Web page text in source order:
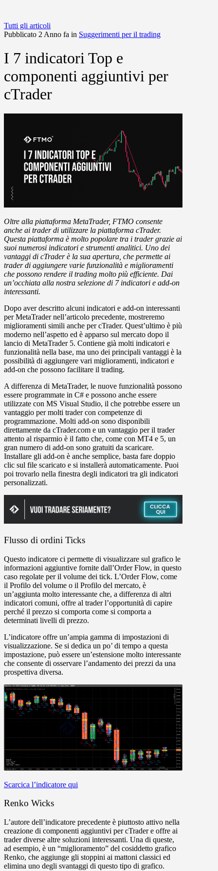
Tutti gli articoli
Pubblicato 2 Anno fa in Suggerimenti per il trading
I 7 indicatori Top e
componenti aggiuntivi per
cTrader
Oltre alla piattaforma MetaTrader, FTMO consente
anche ai trader di utilizzare la piattaforma cTrader.
Questa piattaforma è molto popolare tra i trader grazie ai
suoi numerosi indicatori e strumenti analitici. Uno dei
vantaggi di cTrader è la sua apertura, che permette ai
trader di aggiungere varie funzionalità e miglioramenti
che possono rendere il trading molto più efficiente. Dai
un’occhiata alla nostra selezione di 7 indicatori e add-on
interessanti.
Dopo aver descritto alcuni indicatori e add-on interessanti
per MetaTrader nell’articolo precedente, mostreremo
miglioramenti simili anche per cTrader. Quest’ultimo è più
moderno nell’aspetto ed è apparso sul mercato dopo il
lancio di MetaTrader 5. Contiene già molti indicatori e
funzionalità nella base, ma uno dei principali vantaggi è la
possibilità di aggiungere vari miglioramenti, indicatori e
add-on che possono facilitare il trading.
A differenza di MetaTrader, le nuove funzionalità possono
essere programmate in C# e possono anche essere
utilizzate con MS Visual Studio, il che potrebbe essere un
vantaggio per molti trader con competenze di
programmazione. Molti add-on sono disponibili
direttamente da cTrader.com e un vantaggio per il trader
attento al risparmio è il fatto che, come con MT4 e 5, un
gran numero di add-on sono gratuiti da scaricare.
Installare gli add-on è anche semplice, basta fare doppio
clic sul file scaricato e si installerà automaticamente. Puoi
poi trovarlo nella finestra degli indicatori tra gli indicatori
personalizzati.
Flusso di ordini Ticks
Questo indicatore ci permette di visualizzare sul grafico le
informazioni aggiuntive fornite dall’Order Flow, in questo
caso regolate per il volume dei tick. L’Order Flow, come
il Profilo del volume o il Profilo del mercato, è
un’aggiunta molto interessante che, a differenza di altri
indicatori comuni, offre al trader l’opportunità di capire
perché il prezzo si comporta come si comporta a
determinati livelli di prezzo.
L’indicatore offre un’ampia gamma di impostazioni di
visualizzazione. Se si dedica un po’ di tempo a questa
impostazione, può essere un’estensione molto interessante
che consente di osservare l’andamento dei prezzi da una
prospettiva diversa.
Scarcica l’indicatore qui
Renko Wicks
L’autore dell’indicatore precedente è piuttosto attivo nella
creazione di componenti aggiuntivi per cTrader e offre ai
trader diverse altre soluzioni interessanti. Una di queste,
ad esempio, è un “miglioramento” del cosiddetto grafico
Renko, che aggiunge gli stoppini ai mattoni classici ed
elimina uno degli svantaggi di questo tipo di grafico.